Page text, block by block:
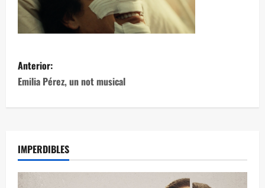
Anterior:
Emilia Pérez, un not musical
IMPERDIBLES